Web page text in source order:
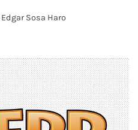
Edgar Sosa Haro